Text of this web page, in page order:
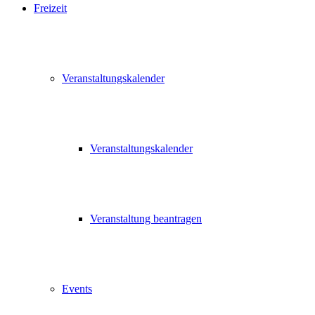
Freizeit
Veranstaltungskalender
Veranstaltungskalender
Veranstaltung beantragen
Events